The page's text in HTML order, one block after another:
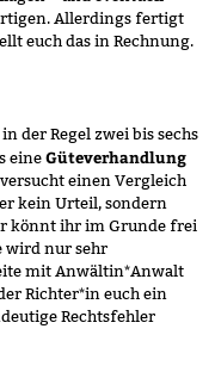
Allerdings fertigt
euch das in Rechnung.
der Regel zwei bis sechs
eineGüteverhandlung
einen Vergleich
kein Urteil, sondern
könnt ihr im Grunde frei
wird nur sehr
mit Anwältin*Anwalt
Richter*in euch ein
Rechtsfehler